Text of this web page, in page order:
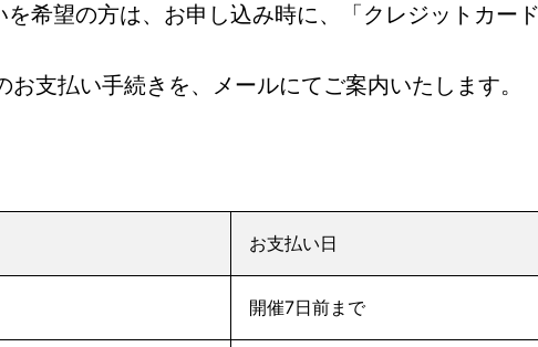
希望の方は、お申し込み時に、「クレジットカー
支払い手続きを、メールにてご案内いたします。
お支払い日
開催7日前まで